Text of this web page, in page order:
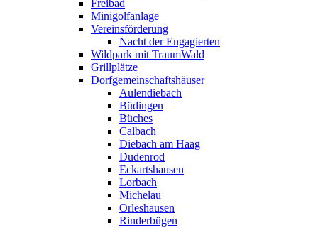
Freibad
Minigolfanlage
Vereinsförderung
Nacht der Engagierten
Wildpark mit TraumWald
Grillplätze
Dorfgemeinschaftshäuser
Aulendiebach
Büdingen
Büches
Calbach
Diebach am Haag
Dudenrod
Eckartshausen
Lorbach
Michelau
Orleshausen
Rinderbügen